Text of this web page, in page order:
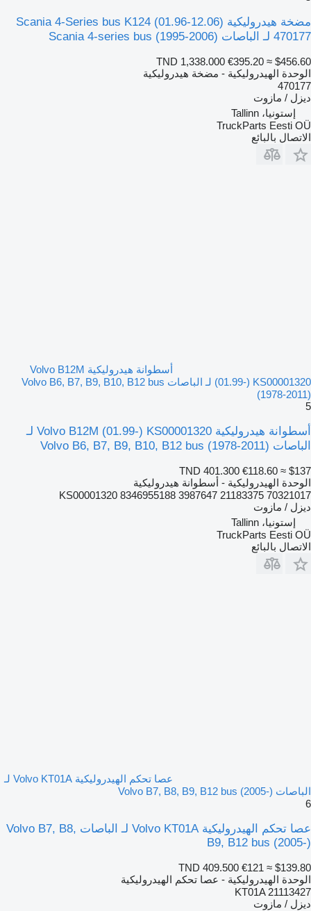
مضخة هيدروليكية Scania 4-Series bus K124 (01.96-12.06)
470177 لـ الباصات Scania 4-series bus (1995-2006)
TND 1,338.000 €395.20 ≈ $456.60
الوحدة الهيدروليكية - مضخة هيدروليكية
470177
ديزل / مازوت
إستونيا، Tallinn
TruckParts Eesti OÜ
الاتصال بالبائع
أسطوانة هيدروليكية Volvo B12M
(01.99-) KS00001320 لـ الباصات Volvo B6, B7, B9, B10, B12 bus
(1978-2011)
5
أسطوانة هيدروليكية Volvo B12M (01.99-) KS00001320 لـ
الباصات Volvo B6, B7, B9, B10, B12 bus (1978-2011)
TND 401.300 €118.60 ≈ $137
الوحدة الهيدروليكية - أسطوانة هيدروليكية
KS00001320 8346955188 3987647 21183375 70321017
ديزل / مازوت
إستونيا، Tallinn
TruckParts Eesti OÜ
الاتصال بالبائع
عصا تحكم الهيدروليكية Volvo KT01A لـ
الباصات Volvo B7, B8, B9, B12 bus (2005-)
6
عصا تحكم الهيدروليكية Volvo KT01A لـ الباصات Volvo B7, B8,
B9, B12 bus (2005-)
TND 409.500 €121 ≈ $139.80
الوحدة الهيدروليكية - عصا تحكم الهيدروليكية
KT01A 21113427
ديزل / مازوت